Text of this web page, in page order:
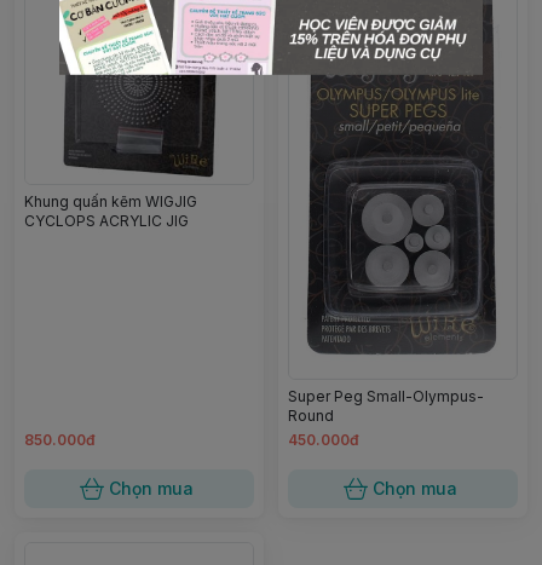
Khung quấn kẽm WIGJIG
CYCLOPS ACRYLIC JIG
850.000đ
Chọn mua
Super Peg Small-Olympus-
Round
450.000đ
Chọn mua